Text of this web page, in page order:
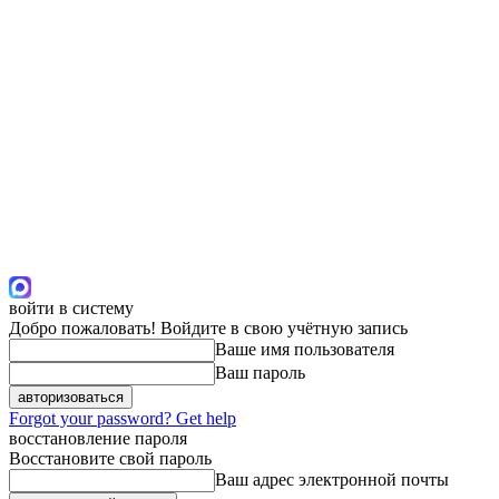
войти в систему
Добро пожаловать! Войдите в свою учётную запись
Ваше имя пользователя
Ваш пароль
Forgot your password? Get help
восстановление пароля
Восстановите свой пароль
Ваш адрес электронной почты